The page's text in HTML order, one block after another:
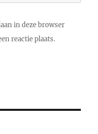
in deze browser
reactie plaats.